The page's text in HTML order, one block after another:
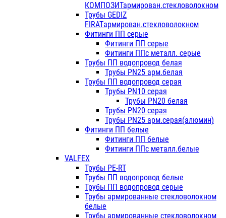
КОМПОЗИТармирован.стекловолокном
Трубы GEDIZ
FIRATармирован.стекловолокном
Фитинги ПП серые
Фитинги ПП серые
Фитинги ППс металл. серые
Трубы ПП водопровод белая
Трубы PN25 арм.белая
Трубы ПП водопровод серая
Трубы PN10 серая
Трубы PN20 белая
Трубы PN20 серая
Трубы PN25 арм.серая(алюмин)
Фитинги ПП белые
Фитинги ПП белые
Фитинги ППс металл.белые
VALFEX
Трубы PE-RT
Трубы ПП водопровод белые
Трубы ПП водопровод серые
Трубы армированные стекловолокном
белые
Трубы армированные стекловолокном